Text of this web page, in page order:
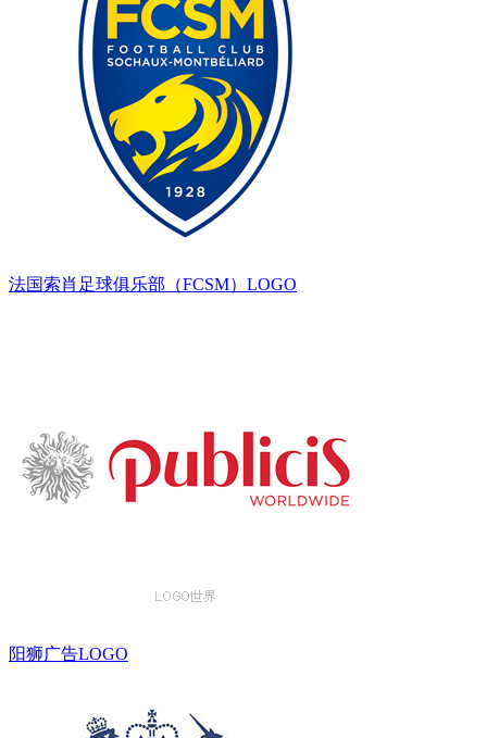
法国索肖足球俱乐部（FCSM）LOGO
阳狮广告LOGO